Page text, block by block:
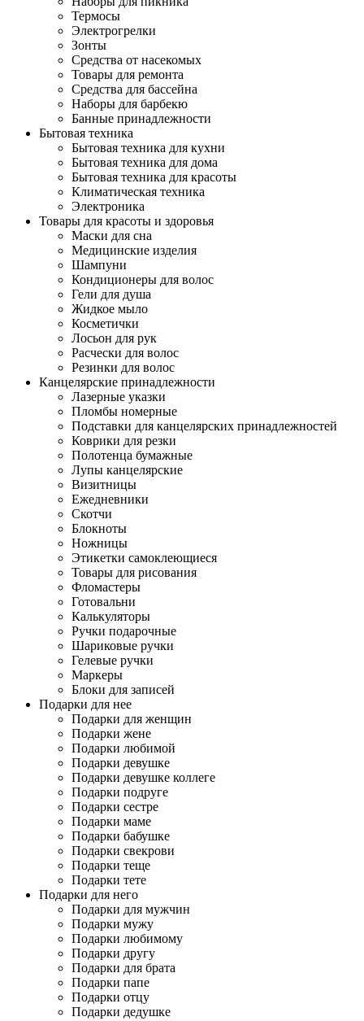
Термосы
Электрогрелки
Зонты
Средства от насекомых
Товары для ремонта
Средства для бассейна
Наборы для барбекю
Банные принадлежности
Бытовая техника
Бытовая техника для кухни
Бытовая техника для дома
Бытовая техника для красоты
Климатическая техника
Электроника
Товары для красоты и здоровья
Маски для сна
Медицинские изделия
Шампуни
Кондиционеры для волос
Гели для душа
Жидкое мыло
Косметички
Лосьон для рук
Расчески для волос
Резинки для волос
Канцелярские принадлежности
Лазерные указки
Пломбы номерные
Подставки для канцелярских принадлежностей
Коврики для резки
Полотенца бумажные
Лупы канцелярские
Визитницы
Ежедневники
Скотчи
Блокноты
Ножницы
Этикетки самоклеющиеся
Товары для рисования
Фломастеры
Готовальни
Калькуляторы
Ручки подарочные
Шариковые ручки
Гелевые ручки
Маркеры
Блоки для записей
Подарки для нее
Подарки для женщин
Подарки жене
Подарки любимой
Подарки девушке
Подарки девушке коллеге
Подарки подруге
Подарки сестре
Подарки маме
Подарки бабушке
Подарки свекрови
Подарки теще
Подарки тете
Подарки для него
Подарки для мужчин
Подарки мужу
Подарки любимому
Подарки другу
Подарки для брата
Подарки папе
Подарки отцу
Подарки дедушке